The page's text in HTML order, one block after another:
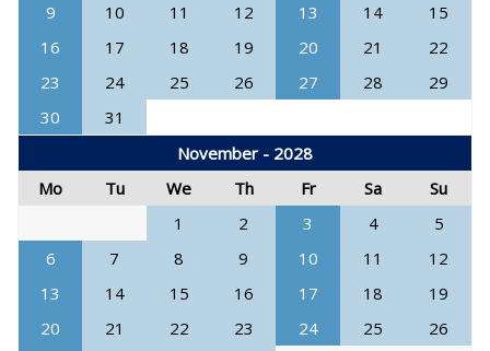
9
10 11 12 13 14
15
16
17 18 19 20 21
22
23
24 25 26 27 28
29
30
31
November - 2028
Mo
Tu We Th Fr Sa
Su
1
2 3 4
5
6
7 8 9 10 11
12
13
14 15 16 17 18
19
20
21 22 23 24 25
26